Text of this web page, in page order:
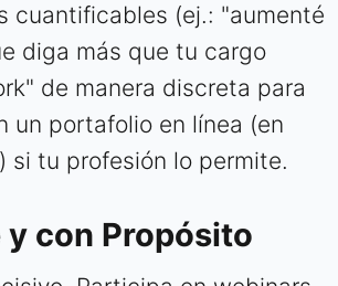
cuantificables (ej.: "aumenté
diga más que tu cargo
de manera discreta para
un portafolio en línea (en
si tu profesión lo permite.
con Propósito